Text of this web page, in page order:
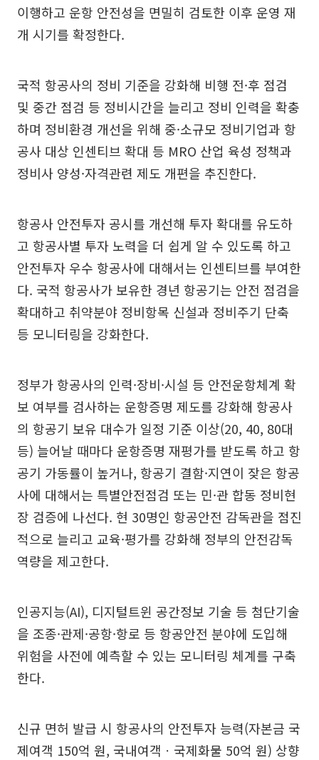
이행하고 운항 안전성을 면밀히 검토한 이후 운영 재
개 시기를 확정한다.
국적 항공사의 정비 기준을 강화해 비행 전·후 점검
및 중간 점검 등 정비시간을 늘리고 정비 인력을 확충
하며 정비환경 개선을 위해 중·소규모 정비기업과 항
공사 대상 인센티브 확대 등 MRO 산업 육성 정책과
정비사 양성·자격관련 제도 개편을 추진한다.
항공사 안전투자 공시를 개선해 투자 확대를 유도하
고 항공사별 투자 노력을 더 쉽게 알 수 있도록 하고
안전투자 우수 항공사에 대해서는 인센티브를 부여한
다. 국적 항공사가 보유한 경년 항공기는 안전 점검을
확대하고 취약분야 정비항목 신설과 정비주기 단축
등 모니터링을 강화한다.
정부가 항공사의 인력·장비·시설 등 안전운항체계 확
보 여부를 검사하는 운항증명 제도를 강화해 항공사
의 항공기 보유 대수가 일정 기준 이상(20, 40, 80대
등) 늘어날 때마다 운항증명 재평가를 받도록 하고 항
공기 가동률이 높거나, 항공기 결함·지연이 잦은 항공
사에 대해서는 특별안전점검 또는 민·관 합동 정비현
장 검증에 나선다. 현 30명인 항공안전 감독관을 점진
적으로 늘리고 교육·평가를 강화해 정부의 안전감독
역량을 제고한다.
인공지능(AI), 디지털트윈 공간정보 기술 등 첨단기술
을 조종·관제·공항·항로 등 항공안전 분야에 도입해
위험을 사전에 예측할 수 있는 모니터링 체계를 구축
한다.
신규 면허 발급 시 항공사의 안전투자 능력(자본금 국
제여객 150억 원, 국내여객ㆍ국제화물 50억 원) 상향